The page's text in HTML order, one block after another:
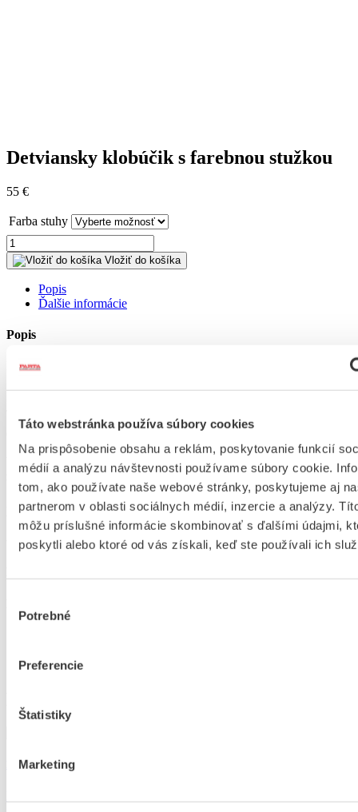
Táto webstránka používa súbory cookies
Na prispôsobenie obsahu a reklám, poskytovanie funkcií
médií a analýzu návštevnosti používame súbory cookie.
tom, ako používate naše webové stránky, poskytujeme aj
partnerom v oblasti sociálnych médií, inzercie a analýzy.
môžu príslušné informácie skombinovať s ďalšími údajmi,
poskytli alebo ktoré od vás získali, keď ste používali ich
súhlasu
Potrebné
Preferencie
Štatistiky
Marketing
Detviansky klobúčik s farebnou stužkou
55 €
Farba stuhy
množstvo
Detviansky
klobúčik
farebnou
stužkou
Vložiť do košíka
Popis
Ďalšie informácie
Popis
Detviansky klobúčik je charakteristický pre Podpoľanie a hlavne
Okraj klobúka je prešitý čiernym textilným lemom.
V obvodovej časti klobúka olemovaný farebnou folklórnou stužkou
z textilného materiálu.
Z vnútra uchytená klobúková gumička slúži na zaistenie klobúka na
vrchu hlavy.
Výška klobúčika je 4 cm.
Pánska košeľa biela bavlnená